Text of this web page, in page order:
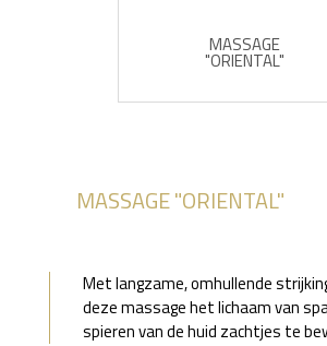
MASSAGE
"ORIENTAL"
MASSAGE "ORIENTAL"
Met langzame, omhullende
deze massage het lichaam van
spieren van de huid zachtjes te